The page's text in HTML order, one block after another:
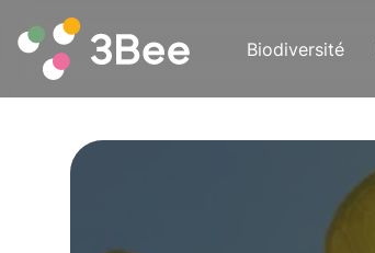
Biodiversité